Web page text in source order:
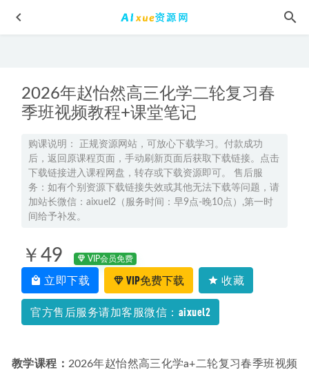
2026年赵怡然高三化学二轮复习春
季班视频教程+课堂笔记
购课说明： 正规资源网站，可放心下载学习。付款成功
后，返回原课程页面，手动刷新页面后获取下载链接。点击
下载链接进入课程网盘，转存或下载资源即可。 售后服
务：如有个别资源下载链接失效或其他无法下载等问题，请
加站长微信：aixuel2（服务时间：早9点-晚10点）,第一时
间给予补发。
￥49 VIP会员免费
立即下载 VIP免费下载 收藏
官方售后服务请加客服微信：aixuel2
教学课程： 2026年赵怡然高三化学a+二轮复习春季班视频
【2021年丨合集】卫斯理丨锦衣卫教你如何炒股教程，百度
网盘资源打包下载 2021-12-05
2025王梦抒高三数学三轮高考数学临门一脚冲刺押题班 2025-
05-19
度网盘资源打包下载 2021-07-30
2024凉学长高三数学押题课 2024-05-18
23年高中化学网课教程2023林森高三化学s班高考二轮复习视
频教程+课堂笔记寒假班 2023-03-12